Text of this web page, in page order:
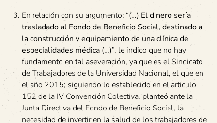
En relación con su argumento: “(…) El dinero sería
trasladado al Fondo de Beneficio Social, destinado a
la construcción y equipamiento de una clínica de
especialidades médica (…)”, le indico que no hay
fundamento en tal aseveración, ya que es el Sindicato
de Trabajadores de la Universidad Nacional, el que en
el año 2015; siguiendo lo establecido en el artículo
152 de la IV Convención Colectiva, planteó ante la
Junta Directiva del Fondo de Beneficio Social, la
necesidad de invertir en la salud de los trabajadores de